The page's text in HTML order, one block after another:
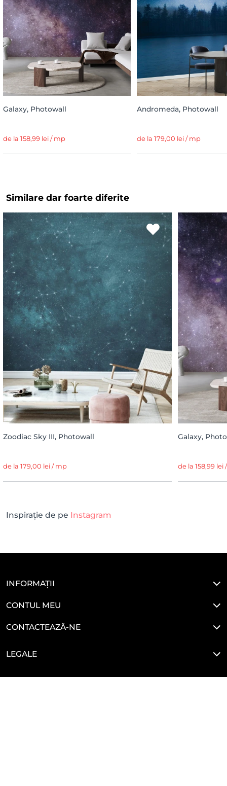
Galaxy, Photowall
de la 158,99 lei / mp
Andromeda, Photowall
de la 179,00 lei / mp
Similare dar foarte diferite
Zoodiac Sky III, Photowall
de la 179,00 lei / mp
Galaxy,
de la 158,99 lei
Inspirație de pe Instagram
INFORMAȚII
CONTUL MEU
CONTACTEAZĂ-NE
LEGALE